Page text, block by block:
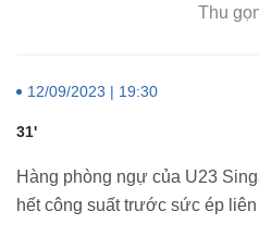
Thu
12/09/2023 | 19:30
31'
Hàng phòng ngự của U23
hết công suất trước sức ép